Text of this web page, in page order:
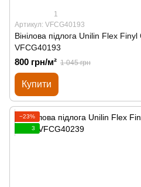
1
Артикул: VFCG40193
Вінілова підлога Unilin Flex
VFCG40193
800 грн/м² 1 045 грн
Купити
−23%
3